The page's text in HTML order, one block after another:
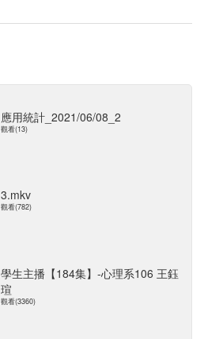
應用統計_2021/06/08_2
觀看(13)
3.mkv
觀看(782)
學生主播【184集】-心理系106 王鈺
瑄
觀看(3360)